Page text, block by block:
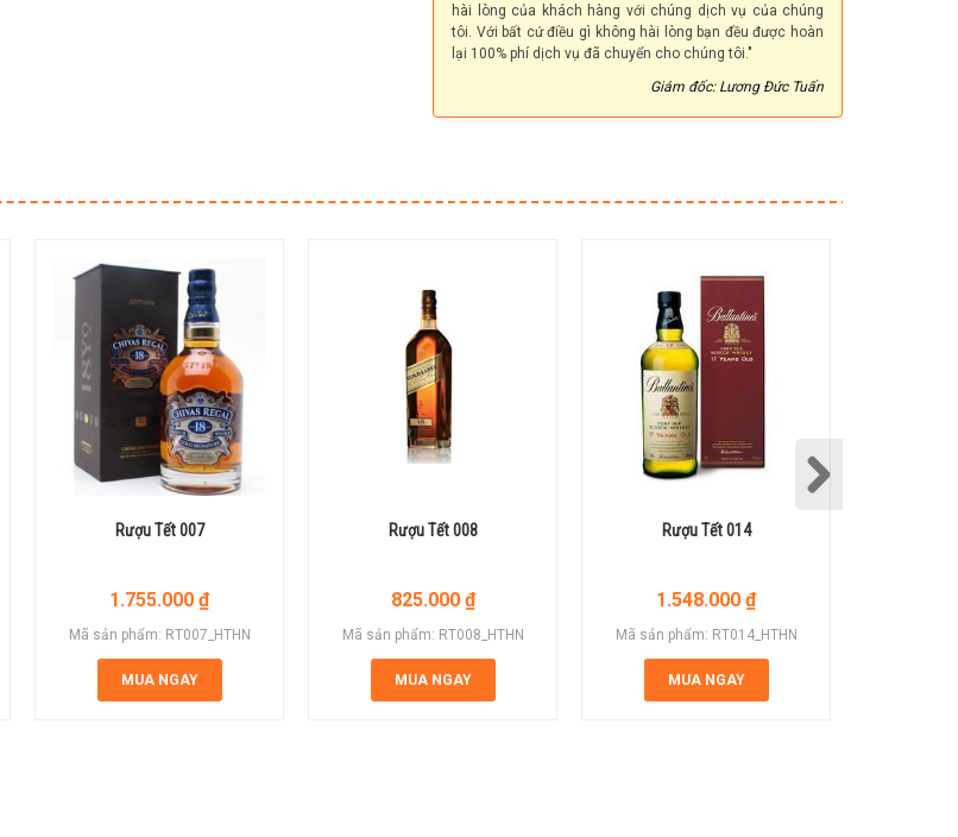
hài lòng của khách hàng với chúng dịch vụ của chúng
tôi. Với bất cứ điều gì không hài lòng bạn đều được hoàn
lại 100% phí dịch vụ đã chuyển cho chúng tôi."
Giám đốc: Lương Đức Tuấn
Rượu Tết 007
1.755.000 ₫
Mã sản phẩm: RT007_HTHN
MUA NGAY
Rượu Tết 008
825.000 ₫
Mã sản phẩm: RT008_HTHN
MUA NGAY
Rượu Tết 014
1.548.000 ₫
Mã sản phẩm: RT014_HTHN
MUA NGAY